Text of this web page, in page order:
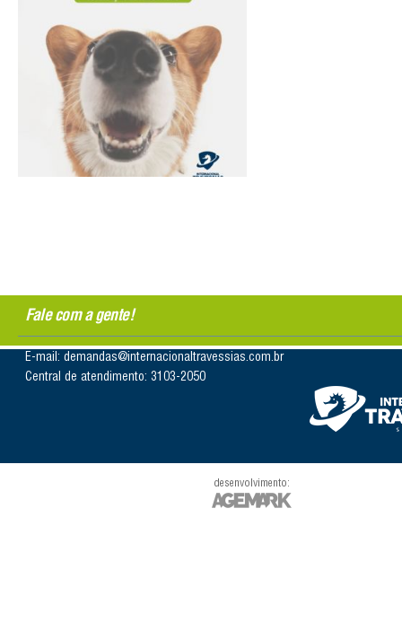
Fale com a gente!
E-mail: demandas@internacionaltravessias.com.br
Central de atendimento: 3103-2050
desenvolvimento: